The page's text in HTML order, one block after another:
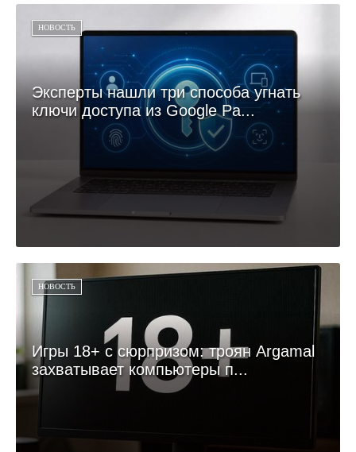
НОВОСТЬ
Эксперты нашли три способа угнать
ключи доступа из Google Pa...
НОВОСТЬ
Игры 18+ с сюрпризом: троян Argamal
захватывает компьютеры п...